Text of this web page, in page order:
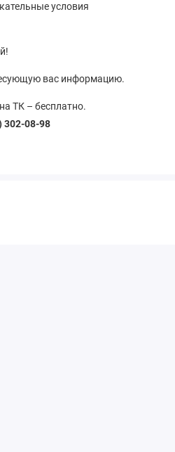
условия
вас информацию.
ТК – бесплатно.
302-08-98